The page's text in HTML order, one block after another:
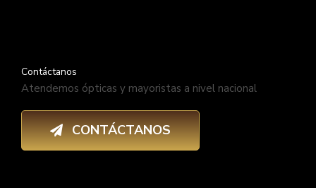
Contáctanos
Atendemos ópticas y mayoristas a nivel nacional
CONTÁCTANOS